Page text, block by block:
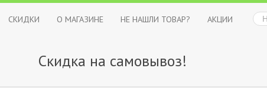
СКИДКИ О МАГАЗИНЕ НЕ НАШЛИ ТОВАР?
АКЦИИ
Скидка на самовывоз!